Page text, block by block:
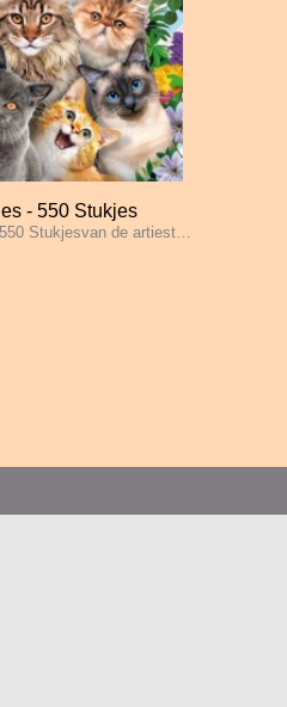
- 550 Stukjes
Stukjesvan de artiest…